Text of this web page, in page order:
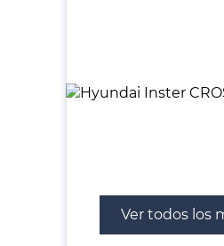
Ver todos los